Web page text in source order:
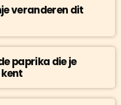
veranderen dit
paprika die je